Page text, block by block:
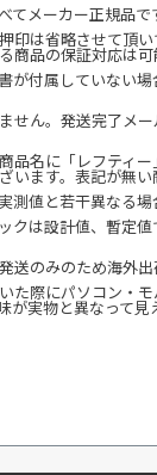
メーカー正規品で
印は省略させて頂
商品の保証対応は可
が付属していない
せん。発送完了メ
品名に「レフティ
います。表記が無
値と若干異なる場
クは設計値、暫定
のみのため海外出
た際にパソコン・
が実物と異なって